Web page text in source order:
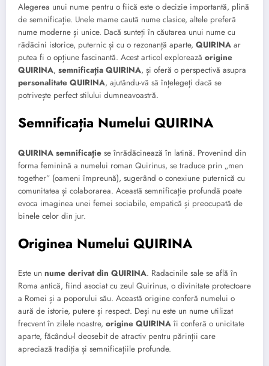
Alegerea unui nume pentru o fiică este o decizie importantă, plină
de semnificație. Unele mame caută nume clasice, altele preferă
nume moderne și unice. Dacă sunteți în căutarea unui nume cu
rădăcini istorice, puternic și cu o rezonanță aparte, QUIRINA ar
putea fi o opțiune fascinantă. Acest articol explorează origine
QUIRINA, semnificația QUIRINA, și oferă o perspectivă asupra
personalitate QUIRINA, ajutându-vă să înțelegeți dacă se
potrivește perfect stilului dumneavoastră.
Semnificația Numelui QUIRINA
QUIRINA semnificație se înrădăcinează în latină. Provenind din
forma feminină a numelui roman Quirinus, se traduce prin „men
together” (oameni împreună), sugerând o conexiune puternică cu
comunitatea și colaborarea. Această semnificație profundă poate
evoca imaginea unei femei sociabile, empatică și preocupată de
binele celor din jur.
Originea Numelui QUIRINA
Este un nume derivat din QUIRINA. Radacinile sale se află în
Roma antică, fiind asociat cu zeul Quirinus, o divinitate protectoare
a Romei și a poporului său. Această origine conferă numelui o
aură de istorie, putere și respect. Deși nu este un nume utilizat
frecvent în zilele noastre, origine QUIRINA îi conferă o unicitate
aparte, făcându-l deosebit de atractiv pentru părinții care
apreciază tradiția și semnificațiile profunde.